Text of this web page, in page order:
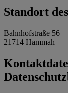
Standort
Bahnhofstraße 56
21714 Hammah